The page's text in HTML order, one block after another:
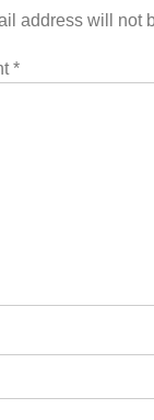
address will not
*